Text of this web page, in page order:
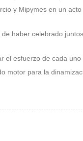
y Mipymes en un
haber celebrado
el esfuerzo de cada
motor para la